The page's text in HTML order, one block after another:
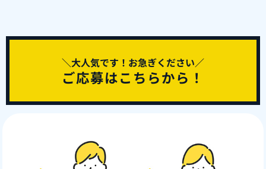
＼大人気です！お急ぎください／
ご応募はこちらから！